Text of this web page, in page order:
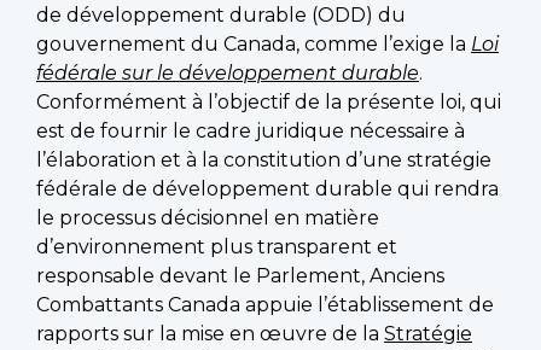
de développement durable (ODD) du
gouvernement du Canada, comme l’exige la Loi
fédérale sur le développement durable.
Conformément à l’objectif de la présente loi, qui
est de fournir le cadre juridique nécessaire à
l’élaboration et à la constitution d’une stratégie
fédérale de développement durable qui rendra
le processus décisionnel en matière
d’environnement plus transparent et
responsable devant le Parlement, Anciens
Combattants Canada appuie l’établissement de
rapports sur la mise en œuvre de la Stratégie